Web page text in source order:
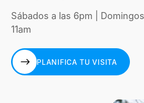
Sábados a las 6pm |
11am
PLANIFICA TU VISITA